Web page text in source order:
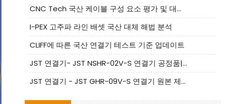
CNC Tech 국산 케이블 구성 요소 평가 및 대량 생산 적합성 가이드
I-PEX 고주파 라인 배셋 국산 대체 해법 분석
CLIFF에 따른 국산 연결기 테스트 기준 업데이트
JST 연결기- JST NSHR-02V-S 연결기 공정품|대체품 제공
JST 연결기 - JST GHR-09V-S 연결기 원본 제품 제공 | 대체품 제공